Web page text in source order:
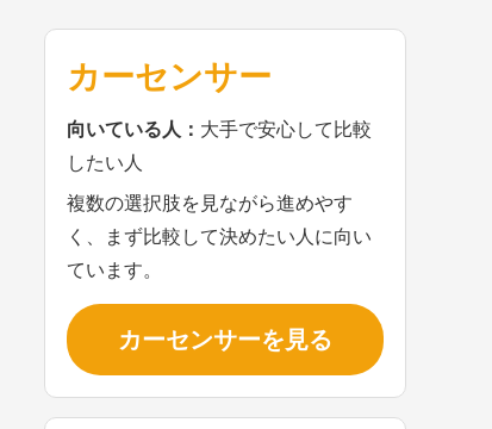
カーセンサー
向いている人： 大手で安心して比較
したい人
複数の選択肢を見ながら進めやす
く、まず比較して決めたい人に向い
ています。
カーセンサーを見る